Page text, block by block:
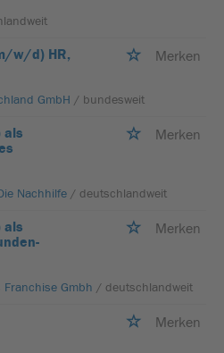
w/d) HR,
Merken
GmbH / bundesweit
als
Merken
Nachhilfe / deutschlandweit
als
Merken
Franchise Gmbh / deutschlandweit
Merken